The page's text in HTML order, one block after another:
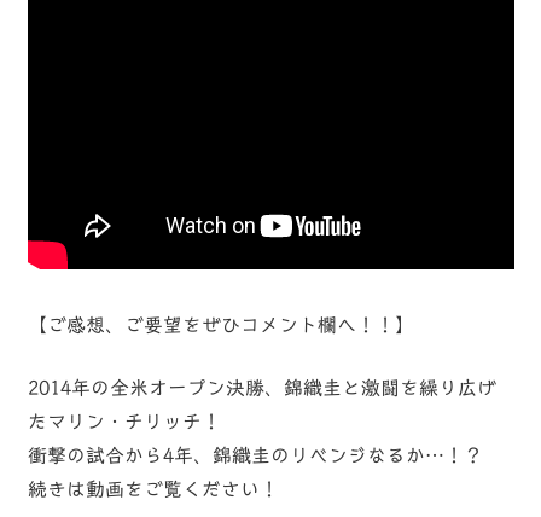
【ご感想、ご要望をぜひコメント欄へ！！】
2014年の全米オープン決勝、錦織圭と激闘を繰り広げ
たマリン・チリッチ！
衝撃の試合から4年、錦織圭のリベンジなるか…！？
続きは動画をご覧ください！